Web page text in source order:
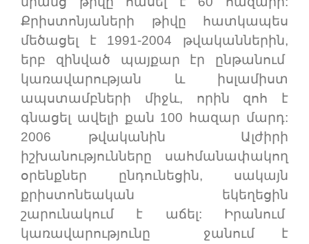
Քրիստոնյաների թիվը հատկապես
մեծացել է 1991-2004 թվականներին,
երբ զինված պայքար էր ընթանում
կառավարության և իսլամիստ
ապստամբների միջև, որին զոհ է
գնացել ավելի քան 100 հազար մարդ:
2006 թվականին Ալժիրի
իշխանությունները սահմանափակող
օրենքներ ընդունեցին, սակայն
քրիստոնեական եկեղեցին
շարունակում է աճել: Իրանում
կառավարությունը ջանում է